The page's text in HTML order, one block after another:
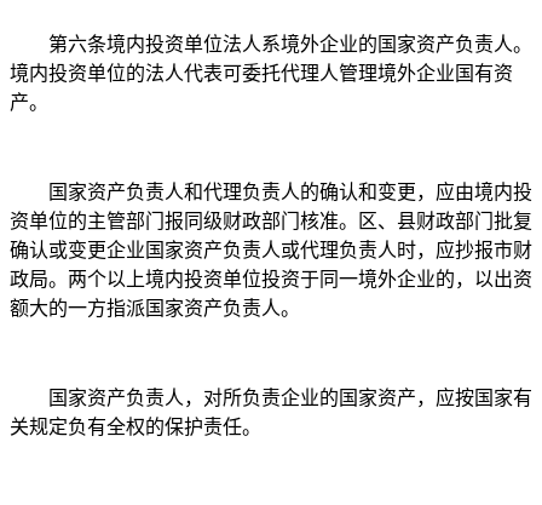
第六条境内投资单位法人系境外企业的国家资产负责人。
境内投资单位的法人代表可委托代理人管理境外企业国有资
产。
国家资产负责人和代理负责人的确认和变更，应由境内投
资单位的主管部门报同级财政部门核准。区、县财政部门批复
确认或变更企业国家资产负责人或代理负责人时，应抄报市财
政局。两个以上境内投资单位投资于同一境外企业的，以出资
额大的一方指派国家资产负责人。
国家资产负责人，对所负责企业的国家资产，应按国家有
关规定负有全权的保护责任。